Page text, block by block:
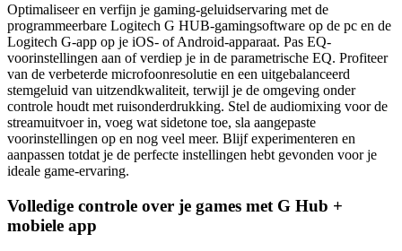
Optimaliseer en verfijn je gaming-geluidservaring met de
programmeerbare Logitech G HUB-gamingsoftware op de pc en de
Logitech G-app op je iOS- of Android-apparaat. Pas EQ-
voorinstellingen aan of verdiep je in de parametrische EQ. Profiteer
van de verbeterde microfoonresolutie en een uitgebalanceerd
stemgeluid van uitzendkwaliteit, terwijl je de omgeving onder
controle houdt met ruisonderdrukking. Stel de audiomixing voor de
streamuitvoer in, voeg wat sidetone toe, sla aangepaste
voorinstellingen op en nog veel meer. Blijf experimenteren en
aanpassen totdat je de perfecte instellingen hebt gevonden voor je
ideale game-ervaring.
Volledige controle over je games met G Hub +
mobiele app